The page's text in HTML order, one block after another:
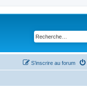
S’inscrire au forum